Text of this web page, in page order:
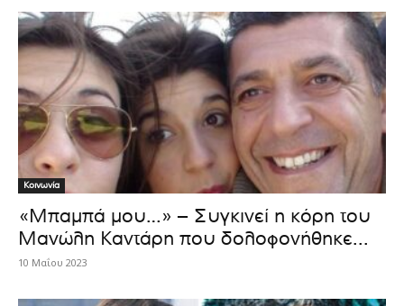
Κοινωνία
«Μπαμπά μου…» – Συγκινεί η κόρη του
Μανώλη Καντάρη που δολοφονήθηκε...
10 Μαΐου 2023